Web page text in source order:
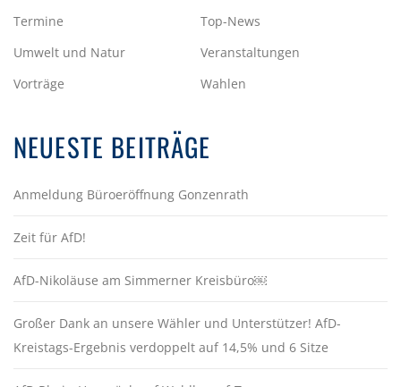
Termine
Top-News
Umwelt und Natur
Veranstaltungen
Vorträge
Wahlen
NEUESTE BEITRÄGE
Anmeldung Büroeröffnung Gonzenrath
Zeit für AfD!
AfD-Nikoläuse am Simmerner Kreisbüro￼
Großer Dank an unsere Wähler und Unterstützer! AfD-
Kreistags-Ergebnis verdoppelt auf 14,5% und 6 Sitze